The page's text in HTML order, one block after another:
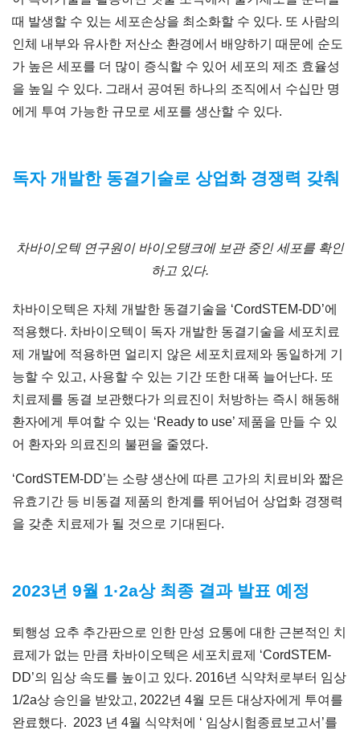
때 발생할 수 있는 세포손상을 최소화할 수 있다. 또 사람의
인체 내부와 유사한 저산소 환경에서 배양하기 때문에 순도
가 높은 세포를 더 많이 증식할 수 있어 세포의 제조 효율성
을 높일 수 있다. 그래서 공여된 하나의 조직에서 수십만 명
에게 투여 가능한 규모로 세포를 생산할 수 있다.
독자 개발한 동결기술로 상업화 경쟁력 갖춰
차바이오텍 연구원이 바이오탱크에 보관 중인 세포를 확인
하고 있다.
차바이오텍은 자체 개발한 동결기술을 ‘CordSTEM-DD’에
적용했다. 차바이오텍이 독자 개발한 동결기술을 세포치료
제 개발에 적용하면 얼리지 않은 세포치료제와 동일하게 기
능할 수 있고, 사용할 수 있는 기간 또한 대폭 늘어난다. 또
치료제를 동결 보관했다가 의료진이 처방하는 즉시 해동해
환자에게 투여할 수 있는 ‘Ready to use’ 제품을 만들 수 있
어 환자와 의료진의 불편을 줄였다.
‘CordSTEM-DD’는 소량 생산에 따른 고가의 치료비와 짧은
유효기간 등 비동결 제품의 한계를 뛰어넘어 상업화 경쟁력
을 갖춘 치료제가 될 것으로 기대된다.
2023년 9월 1·2a상 최종 결과 발표 예정
퇴행성 요추 추간판으로 인한 만성 요통에 대한 근본적인 치
료제가 없는 만큼 차바이오텍은 세포치료제 ‘CordSTEM-
DD’의 임상 속도를 높이고 있다. 2016년 식약처로부터 임상
1/2a상 승인을 받았고, 2022년 4월 모든 대상자에게 투여를
완료했다. 2023 년 4월 식약처에 ‘ 임상시험종료보고서’를